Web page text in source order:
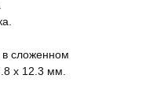
в сложенном
х 12.3 мм.